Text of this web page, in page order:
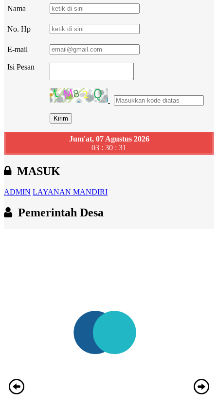
Nama
No. Hp
E-mail
Isi Pesan
Jum'at, 07 Agustus 2026
03 : 30 : 32
MASUK
ADMIN LAYANAN MANDIRI
Pemerintah Desa